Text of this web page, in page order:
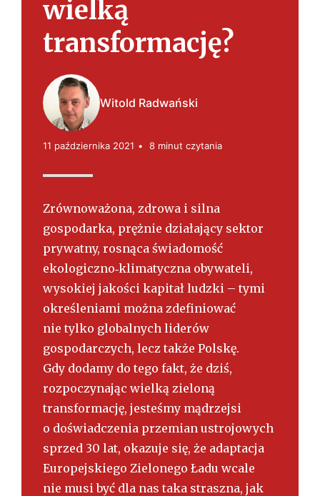
w
a
t
l
k
wielką
transformację?
Witold Radwański
11 października 2021 8 minut czytania
Zrównoważona, zdrowa i silna
gospodarka, prężnie działający sektor
prywatny, rosnąca świadomość
ekologiczno­‑klimatyczna obywateli,
wysokiej jakości kapitał ludzki – tymi
określeniami można zdefiniować
nie tylko globalnych liderów
gospodarczych, lecz także Polskę.
Gdy dodamy do tego fakt, że dziś,
rozpoczynając wielką zieloną
transformację, jesteśmy mądrzejsi
o doświadczenia przemian ustrojowych
sprzed 30 lat, okazuje się, że adaptacja
Europejskiego Zielonego Ładu wcale
nie musi być dla nas taka straszna, jak